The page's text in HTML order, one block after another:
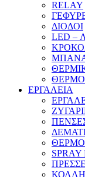
RELAY
ΔΙΟΔΟΙ
LED –
ΕΡΓΑΛΕΙΑ